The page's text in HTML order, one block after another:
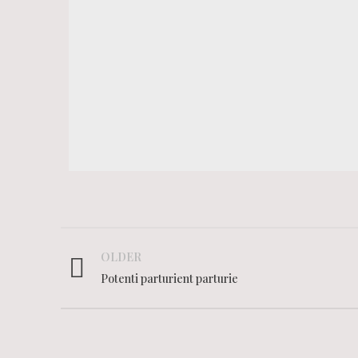
OLDER
Potenti parturient parturie